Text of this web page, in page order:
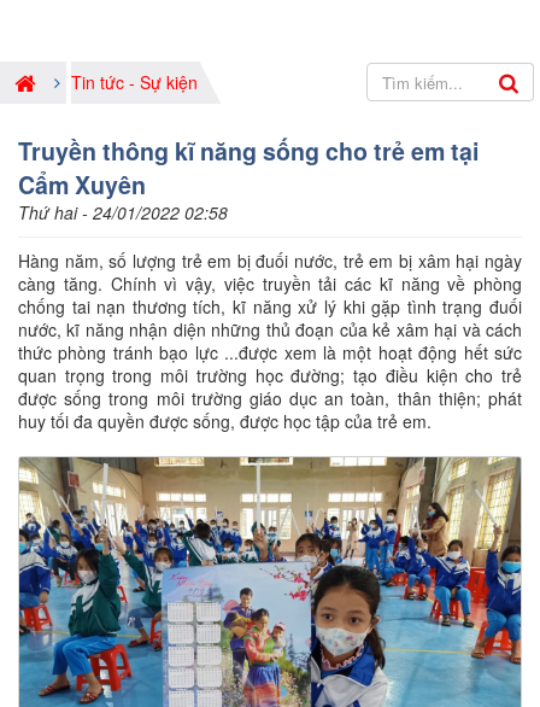
Tin tức - Sự kiện
Truyền thông kĩ năng sống cho trẻ em tại
Cẩm Xuyên
Thứ hai - 24/01/2022 02:58
Hàng năm, số lượng trẻ em bị đuối nước, trẻ em bị xâm hại ngày
càng tăng. Chính vì vậy, việc truyền tải các kĩ năng về phòng
chống tai nạn thương tích, kĩ năng xử lý khi gặp tình trạng đuối
nước, kĩ năng nhận diện những thủ đoạn của kẻ xâm hại và cách
thức phòng tránh bạo lực ...được xem là một hoạt động hết sức
quan trọng trong môi trường học đường; tạo điều kiện cho trẻ
được sống trong môi trường giáo dục an toàn, thân thiện; phát
huy tối đa quyền được sống, được học tập của trẻ em.